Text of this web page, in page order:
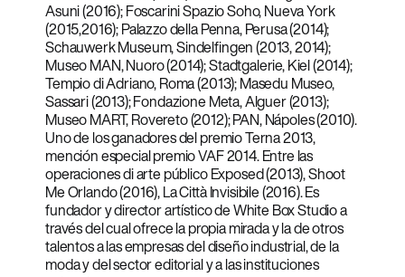
Asuni (2016); Foscarini Spazio Soho, Nueva York
(2015,2016); Palazzo della Penna, Perusa (2014);
Schauwerk Museum, Sindelfingen (2013, 2014);
Museo MAN, Nuoro (2014); Stadtgalerie, Kiel (2014);
Tempio di Adriano, Roma (2013); Masedu Museo,
Sassari (2013); Fondazione Meta, Alguer (2013);
Museo MART, Rovereto (2012); PAN, Nápoles (2010).
Uno de los ganadores del premio Terna 2013,
mención especial premio VAF 2014. Entre las
operaciones di arte público Exposed (2013), Shoot
Me Orlando (2016), La Città Invisibile (2016). Es
fundador y director artístico de White Box Studio a
través del cual ofrece la propia mirada y la de otros
talentos a las empresas del diseño industrial, de la
moda y del sector editorial y a las instituciones